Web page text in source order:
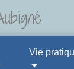
Vie